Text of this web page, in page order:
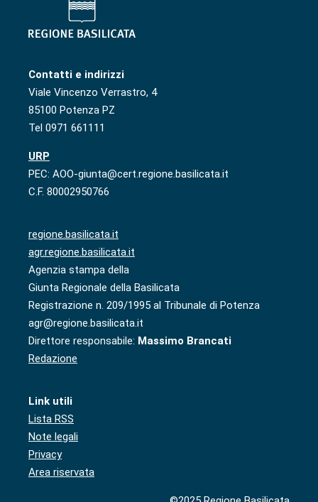
Contatti e indirizzi
Viale Vincenzo Verrastro, 4
85100 Potenza PZ
Tel 0971 661111
URP
PEC: AOO-giunta@cert.regione.basilicata.it
C.F. 80002950766
regione.basilicata.it
agr.regione.basilicata.it
Agenzia stampa della
Giunta Regionale della Basilicata
Registrazione n. 209/1995 al Tribunale di Potenza
agr@regione.basilicata.it
Direttore responsabile: Massimo Brancati
Redazione
Link utili
Lista RSS
Note legali
Privacy
Area riservata